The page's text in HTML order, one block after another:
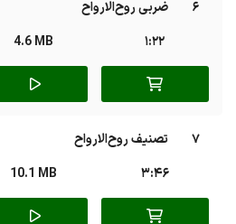
6
ضربی روح‌الارواح
1:22
4.6 MB
7
تصنیف روح‌الارواح
3:46
10.1 MB